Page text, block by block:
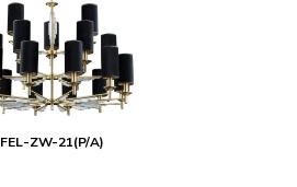
FEL-ZW-21(P/A)